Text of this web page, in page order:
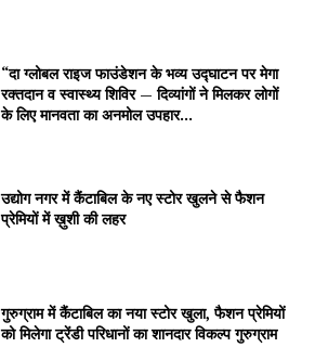
“दा ग्लोबल राइज फाउंडेशन के भव्य उद्घाटन पर मेगा
रक्तदान व स्वास्थ्य शिविर — दिव्यांगों ने मिलकर लोगों
के लिए मानवता का अनमोल उपहार...
उद्योग नगर में कैंटाबिल के नए स्टोर खुलने से फैशन
प्रेमियों में ख़ुशी की लहर
गुरुग्राम में कैंटाबिल का नया स्टोर खुला, फैशन प्रेमियों
को मिलेगा ट्रेंडी परिधानों का शानदार विकल्प गुरुग्राम